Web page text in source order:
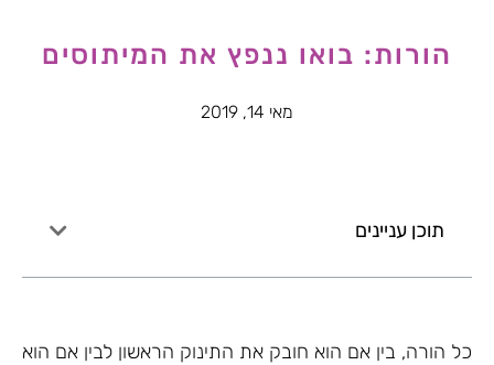
הורות: בואו ננפץ את המיתוסים
מאי 14, 2019
תוכן עניינים
כל הורה, בין אם הוא חובק את התינוק הראשון לבין אם הוא